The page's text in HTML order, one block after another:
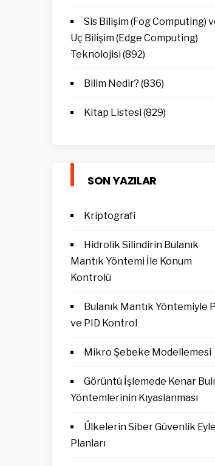
Sis Bilişim (Fog Computing)
Uç Bilişim (Edge Computing)
Teknolojisi(892)
Bilim Nedir? (836)
Kitap Listesi(829)
SON YAZILAR
Kriptografi
Hidrolik Silindirin Bulanık
Mantık Yöntemi İle Konum
Kontrolü
Bulanık Mantık Yöntemiyle
ve PID Kontrol
Mikro Şebeke Modellemesi
Görüntü İşlemede Kenar
Yöntemlerinin Kıyaslanması
Ülkelerin Siber Güvenlik
Planları